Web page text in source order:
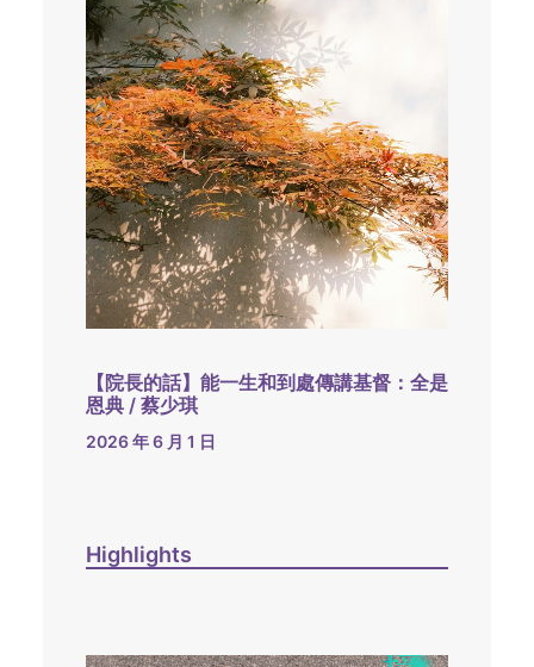
【院長的話】能一生和到處傳講基督：全是
恩典 / 蔡少琪
2026 年 6 月 1 日
Highlights